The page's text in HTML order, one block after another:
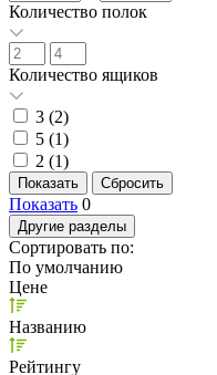
Количество полок
Количество ящиков
3 (2)
5 (1)
2 (1)
Показать 0
Другие разделы
Сортировать по:
По умолчанию
Цене
Названию
Рейтингу